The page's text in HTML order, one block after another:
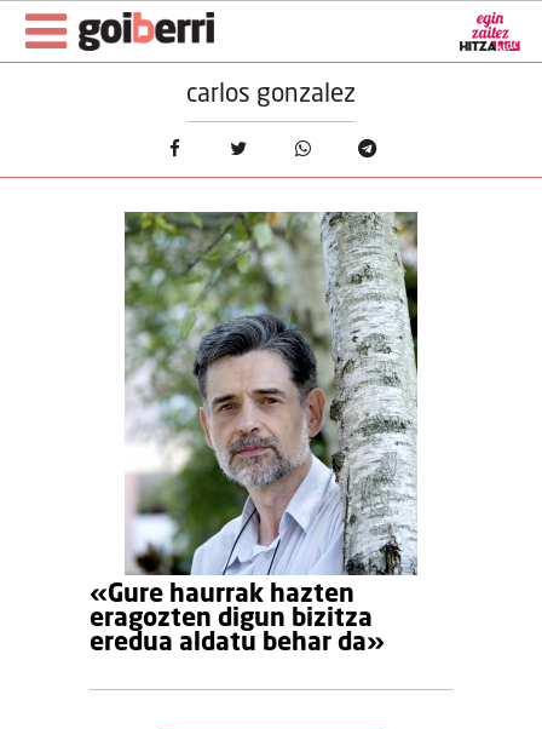
carlos gonzalez
«Gure haurrak hazten
eragozten digun bizitza
eredua aldatu behar da»